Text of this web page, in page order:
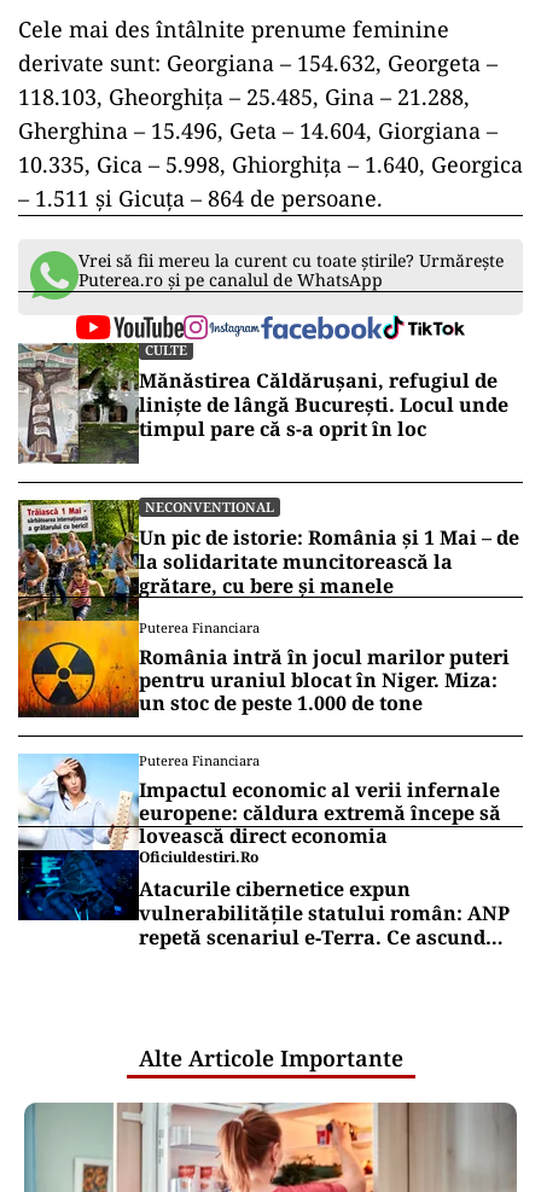
Cele mai des întâlnite prenume feminine
derivate sunt: Georgiana – 154.632, Georgeta –
118.103, Gheorghiţa – 25.485, Gina – 21.288,
Gherghina – 15.496, Geta – 14.604, Giorgiana –
10.335, Gica – 5.998, Ghiorghiţa – 1.640, Georgica
– 1.511 şi Gicuţa – 864 de persoane.
Vrei să fii mereu la curent cu toate știrile? Urmărește
Puterea.ro și pe canalul de WhatsApp
CULTE
Mănăstirea Căldărușani, refugiul de
liniște de lângă București. Locul unde
timpul pare că s-a oprit în loc
NECONVENTIONAL
Un pic de istorie: România și 1 Mai – de
la solidaritate muncitorească la
grătare, cu bere și manele
Puterea Financiara
România intră în jocul marilor puteri
pentru uraniul blocat în Niger. Miza:
un stoc de peste 1.000 de tone
Puterea Financiara
Impactul economic al verii infernale
europene: căldura extremă începe să
lovească direct economia
Oficiuldestiri.ro
Atacurile cibernetice expun
vulnerabilitățile statului român: ANP
repetă scenariul e‑Terra. Ce ascund
Alte Articole Importante